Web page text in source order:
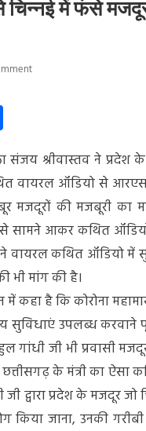
में फंसे
On
जिले
से
में
फंसे
मजदूरों
की
स्तिथि
स्पष्ट
करे
सरकार-
संजय
संजय श्रीवास्तव ने
वायरल ऑडियो से
मजदूरों की मजबूरी का
से सामने आकर कथित
वायरल कथित ऑडियो
भी मांग की है।
में कहा है कि कोरोना
सुविधाएं उपलब्ध
गांधी जी भी प्रवासी
के मंत्री का ऐसा
द्वारा प्रदेश के मजदूर
किया जाना, उनकी